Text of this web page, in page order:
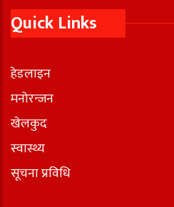
Quick Links
हेडलाइन
मनोरन्जन
खेलकुद
स्वास्थ्य
सूचना प्रविधि